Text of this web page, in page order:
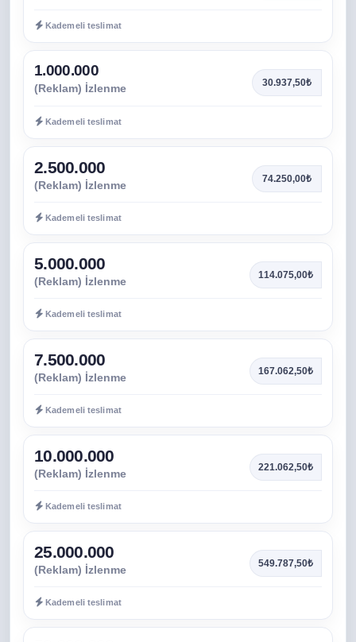
Kademeli teslimat
1.000.000
(Reklam) İzlenme 30.937,50₺
Kademeli teslimat
2.500.000
(Reklam) İzlenme 74.250,00₺
Kademeli teslimat
5.000.000
(Reklam) İzlenme 114.075,00₺
Kademeli teslimat
7.500.000
(Reklam) İzlenme 167.062,50₺
Kademeli teslimat
10.000.000
(Reklam) İzlenme 221.062,50₺
Kademeli teslimat
25.000.000
(Reklam) İzlenme 549.787,50₺
Kademeli teslimat